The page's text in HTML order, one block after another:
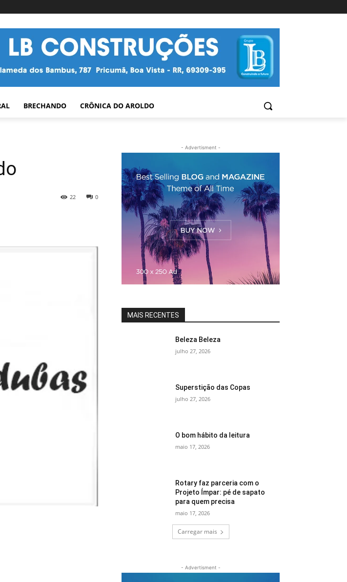
BRECHANDO CRÔNICA DO AROLDO
0
22
- Advertisment -
MAIS RECENTES
Beleza Beleza
julho 27, 2026
Superstição das Copas
julho 27, 2026
O bom hábito da leitura
maio 17, 2026
Rotary faz parceria com o
Projeto Ímpar: pé de sapato
para quem precisa
maio 17, 2026
Carregar mais
- Advertisment -